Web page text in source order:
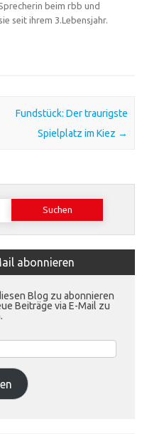
beim rbb und
seit ihrem 3.Lebensjahr.
Fundstück: Der traurigste
Spielplatz im Kiez →
abonnieren
Blog zu abonnieren
Beiträge via E-Mail zu